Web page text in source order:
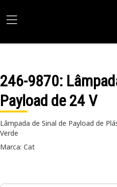
246-9870:
Payload de 24 V
Lâmpada de Sinal de Payload de
Verde
Marca: Cat